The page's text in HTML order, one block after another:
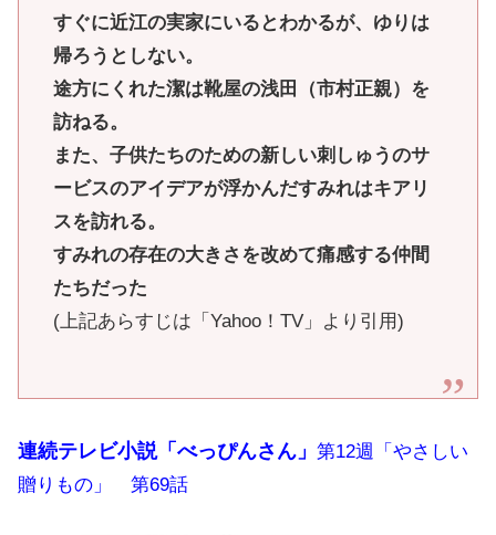
すぐに近江の実家にいるとわかるが、ゆりは
帰ろうとしない。
途方にくれた潔は靴屋の浅田（市村正親）を
訪ねる。
また、子供たちのための新しい刺しゅうのサ
ービスのアイデアが浮かんだすみれはキアリ
スを訪れる。
すみれの存在の大きさを改めて痛感する仲間
たちだった
(上記あらすじは「Yahoo！TV」より引用)
連続テレビ小説「べっぴんさん」 第12週「やさしい
贈りもの」 第69話